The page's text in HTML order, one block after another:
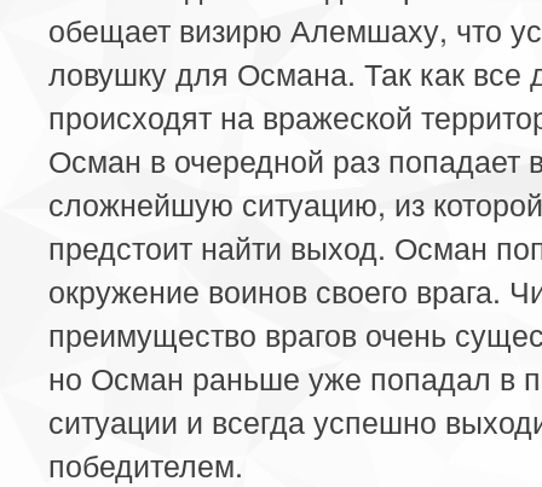
обещает визирю Алемшаху, что
ловушку для Османа. Так как все
происходят на вражеской
Осман в очередной раз попадает
сложнейшую ситуацию, из
предстоит найти выход. Осман
окружение воинов своего врага.
преимущество врагов очень
но Осман раньше уже попадал в
ситуации и всегда успешно
победителем.